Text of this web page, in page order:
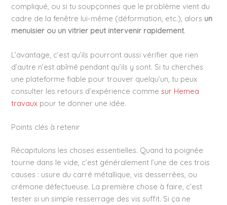
compliqué, ou si tu soupçonnes que le problème vient du
cadre de la fenêtre lui-même (déformation, etc.), alors un
menuisier ou un vitrier peut intervenir rapidement.
L’avantage, c’est qu’ils pourront aussi vérifier que rien
d’autre n’est abîmé pendant qu’ils y sont. Si tu cherches
une plateforme fiable pour trouver quelqu’un, tu peux
consulter les retours d’expérience commesur Hemea
travaux pour te donner une idée.
Points clés à retenir
Récapitulons les choses essentielles. Quand ta poignée
tourne dans le vide, c’est généralement l’une de ces trois
causes : usure du carré métallique, vis desserrées, ou
crémone défectueuse. La première chose à faire, c’est
tester si un simple resserrage des vis suffit. Si ça ne